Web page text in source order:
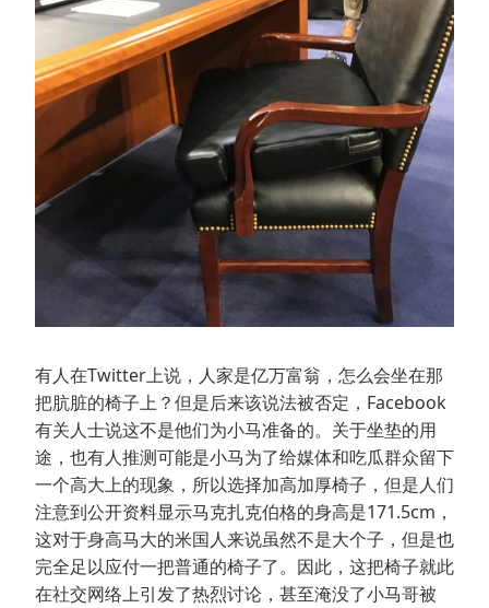
有人在Twitter上说，人家是亿万富翁，怎么会坐在那
把肮脏的椅子上？但是后来该说法被否定，Facebook
有关人士说这不是他们为小马准备的。关于坐垫的用
途，也有人推测可能是小马为了给媒体和吃瓜群众留下
一个高大上的现象，所以选择加高加厚椅子，但是人们
注意到公开资料显示马克扎克伯格的身高是171.5cm，
这对于身高马大的米国人来说虽然不是大个子，但是也
完全足以应付一把普通的椅子了。因此，这把椅子就此
在社交网络上引发了热烈讨论，甚至淹没了小马哥被